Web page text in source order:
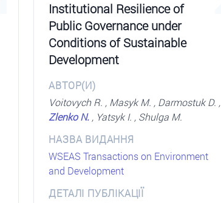
Institutional Resilience of
Public Governance under
Conditions of Sustainable
Development
АВТОР(И)
Voitovych R. , Мasyk M. , Darmostuk D. ,
Zlenko N. , Yatsyk I. , Shulga M.
НАЗВА ВИДАННЯ
WSEAS Transactions on Environment
and Development
ДЕТАЛІ ПУБЛІКАЦІЇ